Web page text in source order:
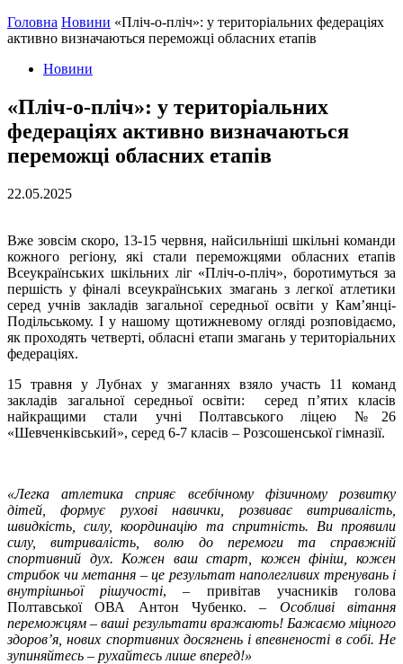
Головна Новини «Пліч-о-пліч»: у територіальних федераціях
активно визначаються переможці обласних етапів
Новини
«Пліч-о-пліч»: у територіальних
федераціях активно визначаються
переможці обласних етапів
22.05.2025
Вже зовсім скоро, 13-15 червня, найсильніші шкільні команди
кожного регіону, які стали переможцями обласних етапів
Всеукраїнських шкільних ліг «Пліч-о-пліч», боротимуться за
першість у фіналі всеукраїнських змагань з легкої атлетики
серед учнів закладів загальної середньої освіти у Кам’янці-
Подільському. І у нашому щотижневому огляді розповідаємо,
як проходять четверті, обласні етапи змагань у територіальних
федераціях.
15 травня у Лубнах у змаганнях взяло участь 11 команд
закладів загальної середньої освіти: серед п’ятих класів
найкращими стали учні Полтавського ліцею №26
«Шевченківський», серед 6-7 класів – Розсошенської гімназії.
«Легка атлетика сприяє всебічному фізичному розвитку
дітей, формує рухові навички, розвиває витривалість,
швидкість, силу, координацію та спритність. Ви проявили
силу, витривалість, волю до перемоги та справжній
спортивний дух. Кожен ваш старт, кожен фініш, кожен
стрибок чи метання – це результат наполегливих тренувань і
внутрішньої рішучості, – привітав учасників голова
Полтавської ОВА Антон Чубенко. – Особливі вітання
переможцям – ваші результати вражають! Бажаємо міцного
здоров’я, нових спортивних досягнень і впевненості в собі. Не
зупиняйтесь – рухайтесь лише вперед!»